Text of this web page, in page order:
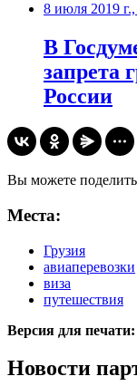
8 июля 2019 г.,
В
запрета
России
Вы можете
Места:
Грузия
авиаперевозки
виза
путешествия
Версия для печати:
Новости